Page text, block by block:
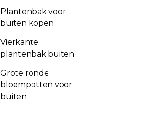
Plantenbak voor
buiten kopen
Vierkante
plantenbak buiten
Grote ronde
bloempotten voor
buiten